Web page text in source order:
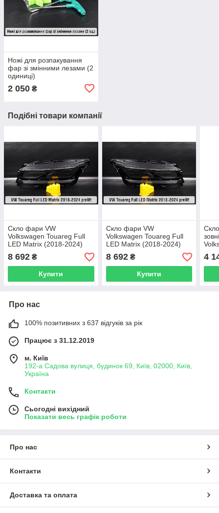
Ножі для розпакування
фар зі змінними лезами (2
одиниці)
2 050 ₴
Подібні товари компанії
Скло фари VW
Volkswagen Touareg Full
LED Matrix (2018-2024)
дорест ліве
8 692 ₴
Купити
Скло фари VW
Volkswagen Touareg Full
LED Matrix (2018-2024)
дорест праве
8 692₴
Купити
ліве
4
Про нас
100% позитивних з 637 відгуків за рік
Працює з 31.12.2019
м. Київ
192-а Садова вулиця, будинок 69, Київ, 02000, Київ,
Україна
Контакти
Сьогодні вихідний
Показати весь графік роботи
Про нас
Контакти
Доставка та оплата